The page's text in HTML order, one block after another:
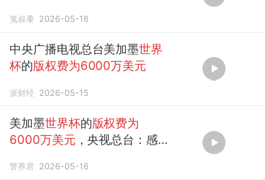
鬼叔黍 2026-05-16
中央广播电视总台美加墨世界
杯的版权费为6000万美元
派财经 2026-05-15
美加墨世界杯的版权费为
6000万美元 ，央视总台：感
警界君 2026-05-16